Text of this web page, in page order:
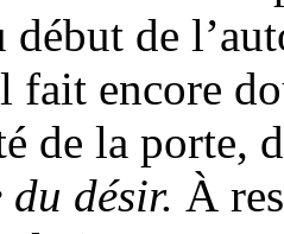
de
fait encore
de la porte,
désir. À